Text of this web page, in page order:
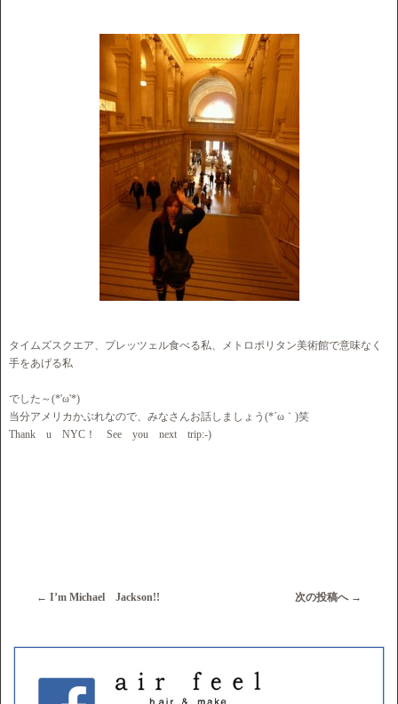
タイムズスクエア、プレッツェル食べる私、メトロポリタン美術館で意味なく
手をあげる私
でした～(*'ω'*)
当分アメリカかぶれなので、みなさんお話しましょう(*´ω｀)笑
Thank u NYC！ See you next trip:-)
← I’m Michael Jackson!! 次の投稿へ →